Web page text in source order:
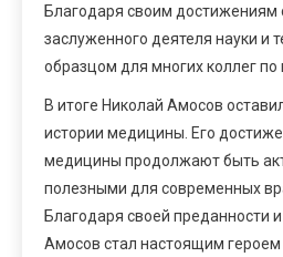
Благодаря своим достижениям
заслуженного деятеля науки и
образцом для многих коллег по
В итоге Николай Амосов
истории медицины. Его
медицины продолжают быть
полезными для современных
Благодаря своей преданности
Амосов стал настоящим